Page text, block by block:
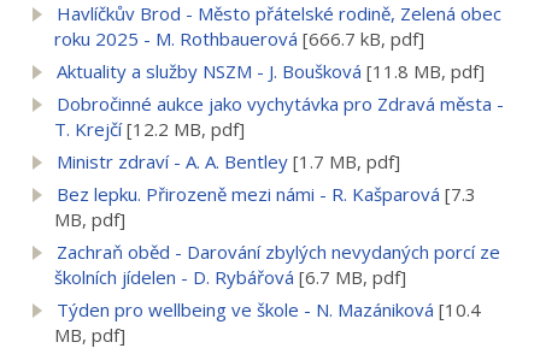
Havlíčkův Brod - Město přátelské rodině, Zelená obec
roku 2025 - M. Rothbauerová [666.7 kB, pdf]
Aktuality a služby NSZM - J. Boušková [11.8 MB, pdf]
Dobročinné aukce jako vychytávka pro Zdravá města -
T. Krejčí[12.2 MB, pdf]
Ministr zdraví - A. A. Bentley [1.7 MB, pdf]
Bez lepku. Přirozeně mezi námi - R. Kašparová [7.3
MB, pdf]
Zachraň oběd - Darování zbylých nevydaných porcí ze
školních jídelen - D. Rybářová [6.7 MB, pdf]
Týden pro wellbeing ve škole - N. Mazániková [10.4
MB, pdf]